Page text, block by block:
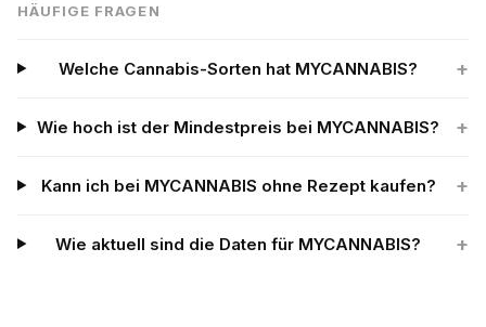
HÄUFIGE FRAGEN
Welche Cannabis-Sorten hat MYCANNABIS? +
Wie hoch ist der Mindestpreis bei MYCANNABIS? +
Kann ich bei MYCANNABIS ohne Rezept kaufen? +
Wie aktuell sind die Daten für MYCANNABIS? +